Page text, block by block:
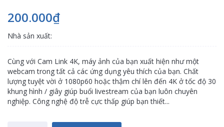
200.000₫
Nhà sản xuất:
Cùng với Cam Link 4K, máy ảnh của bạn xuất hiện như một
webcam trong tất cả các ứng dụng yêu thích của bạn. Chất
lượng tuyệt vời ở 1080p60 hoặc thậm chí lên đến 4K ở tốc độ 30
khung hình / giây giúp buổi livestream của bạn luôn chuyên
nghiệp. Công nghệ độ trễ cực thấp giúp bạn thiết...